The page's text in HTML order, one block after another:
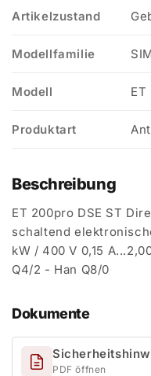
Artikelzustand
Modellfamilie
Modell ET
Produktart
Beschreibung
ET 200pro DSE ST
schaltend
kW / 400 V 0,15
Q4/2 - Han Q8/0
Dokumente
PDF öffnen